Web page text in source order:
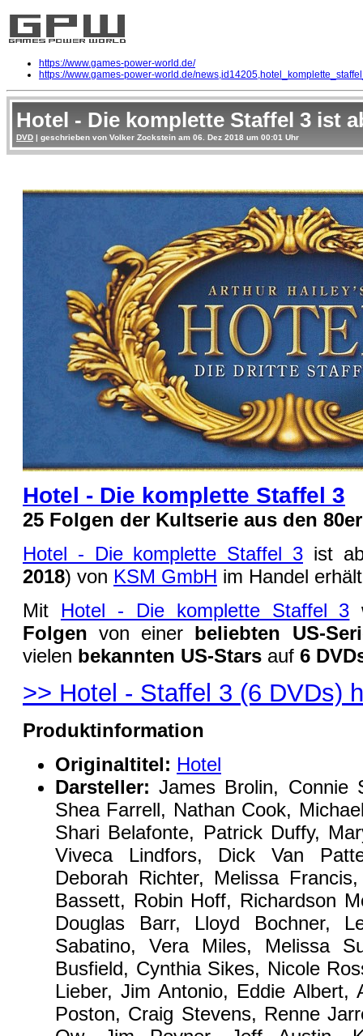
https://www.games-power-world.de/
https://www.games-power-world.de/
Hotel - Die komplette Staffel 3 ist
DVD | geschrieben von Volker Zockstein am 06. Dez 2018 um 00:01 Uhr
Hotel - Die komplette Staffel 3
25 Folgen der Kultserie aus den
Hotel - Die komplette Staffel 3 ist
2018) von KSM GmbH im Handel
Mit Hotel - Die komplette Staffel 3
Folgen von einer beliebten US-
vielen bekannten US-Stars auf 6
>> Hotel - Staffel 3 (6 DVDs)
Produktinformation
Originaltitel: Hotel
Darsteller:James Brolin, Connie
Shea Farrell, Nathan Cook,
Shari Belafonte, Patrick Duffy,
Viveca Lindfors, Dick Van
Deborah Richter, Melissa
Bassett, Robin Hoff, Richardson
Douglas Barr, Lloyd Bochner,
Sabatino, Vera Miles, Melissa
Busfield, Cynthia Sikes, Nicole
Lieber, Jim Antonio, Eddie Albert,
Poston, Craig Stevens, Renne